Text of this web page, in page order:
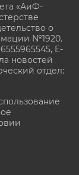
«АиФ-
о
№1920.
E-
новостей
отдел: